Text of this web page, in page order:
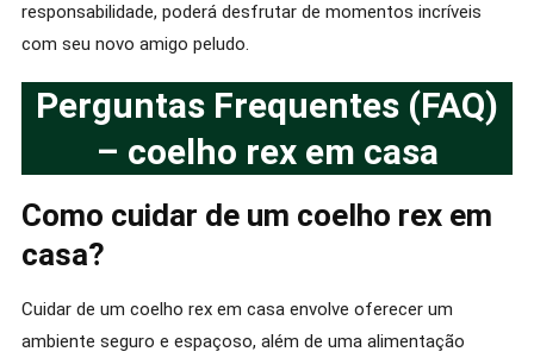
responsabilidade, poderá desfrutar de momentos incríveis
com seu novo amigo peludo.
Perguntas Frequentes (FAQ)
– coelho rex em casa
Como cuidar de um coelho rex em
casa?
Cuidar de um coelho rex em casa envolve oferecer um
ambiente seguro e espaçoso, além de uma alimentação